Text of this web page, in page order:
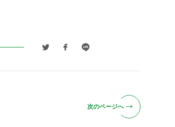
次のページへ